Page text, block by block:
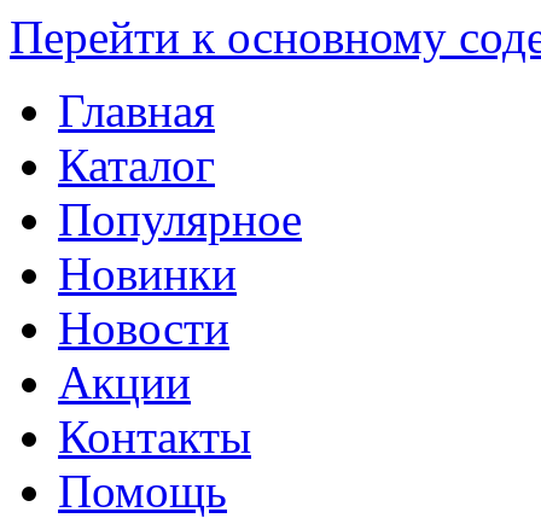
Перейти к основному
Главная
Каталог
Популярное
Новинки
Новости
Акции
Контакты
Помощь